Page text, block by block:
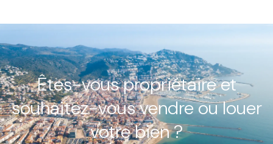
Êtes-vous propriétaire et
souhaitez-vous vendre ou louer
votre bien ?